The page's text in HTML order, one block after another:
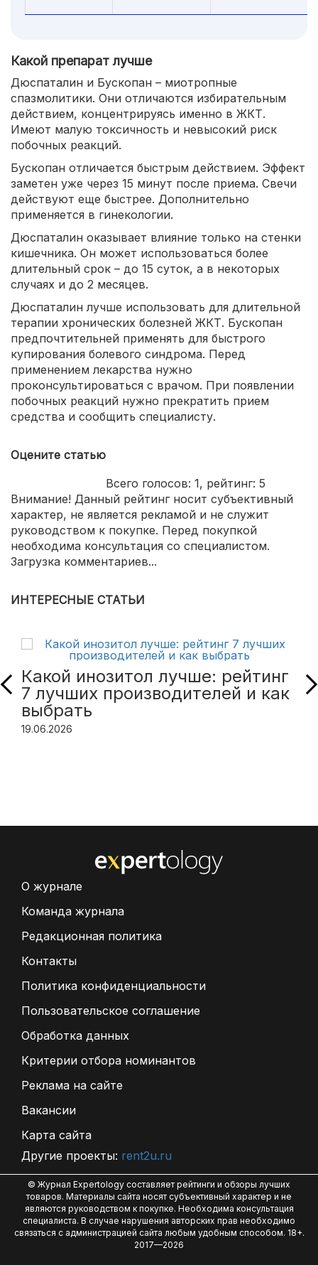
Какой препарат лучше
Дюспаталин и Бускопан – миотропные
спазмолитики. Они отличаются избирательным
действием, концентрируясь именно в ЖКТ.
Имеют малую токсичность и невысокий риск
побочных реакций.
Бускопан отличается быстрым действием. Эффект
заметен уже через 15 минут после приема. Свечи
действуют еще быстрее. Дополнительно
применяется в гинекологии.
Дюспаталин оказывает влияние только на стенки
кишечника. Он может использоваться более
длительный срок – до 15 суток, а в некоторых
случаях и до 2 месяцев.
Дюспаталин лучше использовать для длительной
терапии хронических болезней ЖКТ. Бускопан
предпочтительней применять для быстрого
купирования болевого синдрома. Перед
применением лекарства нужно
проконсультироваться с врачом. При появлении
побочных реакций нужно прекратить прием
средства и сообщить специалисту.
Оцените статью
Всего голосов: 1, рейтинг: 5
Внимание! Данный рейтинг носит субъективный
характер, не является рекламой и не служит
руководством к покупке. Перед покупкой
необходима консультация со специалистом.
Загрузка комментариев...
ИНТЕРЕСНЫЕ СТАТЬИ
Какой инозитол лучше: рейтинг
7 лучших производителей и как
выбрать
19.06.2026
О журнале
Команда журнала
Редакционная политика
Контакты
Политика конфиденциальности
Пользовательское соглашение
Обработка данных
Критерии отбора номинантов
Реклама на сайте
Вакансии
Карта сайта
Другие проекты: rent2u.ru
© Журнал Expertology составляет рейтинги и обзоры лучших
товаров. Материалы сайта носят субъективный характер и не
являются руководством к покупке. Необходима консультация
специалиста. В случае нарушения авторских прав необходимо
связаться с администрацией сайта любым удобным способом. 18+.
2017—2026